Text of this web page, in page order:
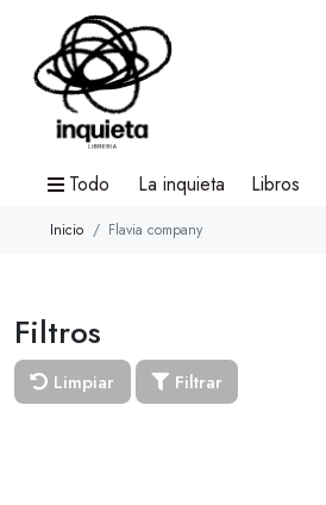
Todo La inquieta Libros
Inicio Flavia company
Filtros
Limpiar Filtrar